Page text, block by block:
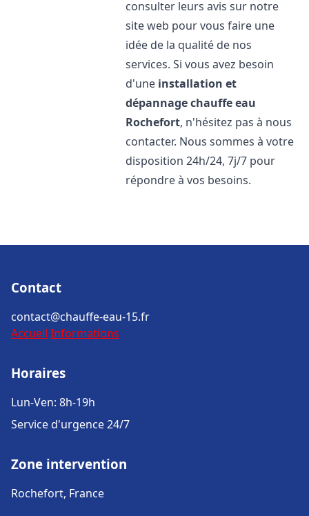
consulter leurs avis sur notre
site web pour vous faire une
idée de la qualité de nos
services. Si vous avez besoin
d'une installation et
dépannage chauffe eau
Rochefort, n'hésitez pas à nous
contacter. Nous sommes à votre
disposition 24h/24, 7j/7 pour
répondre à vos besoins.
Contact
contact@chauffe-eau-15.fr
Accueil Informations
Horaires
Lun-Ven: 8h-19h
Service d'urgence 24/7
Zone intervention
Rochefort, France